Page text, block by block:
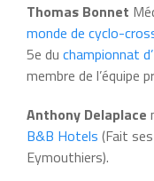
Thomas Bonnet
monde de cyclo-
5e du championnat
membre de l’équipe
Anthony Delaplace
B&B Hotels (Fait
Eymouthiers).